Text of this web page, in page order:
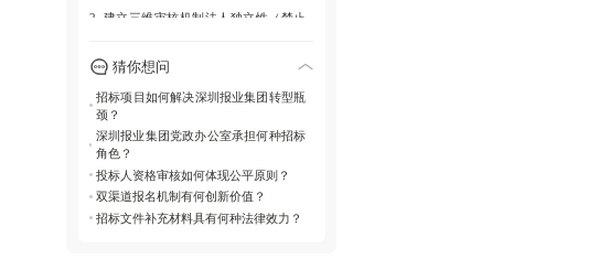
8.填写规范
无留空
2. 建立三维审核机制法人独立性（禁止
源许可证/备案凭证）。
流程设计
3. 双轨报名制线上提交PDF扫描件预
审，线下同步寄送纸质原件，招标文件
统一邮箱发放。
4. 时效控制点5月26日1100报名截止，6
月3日1430投标截止，逾期递交无效。
猜你想问
招标项目如何解决深圳报业集团转型瓶
颈？
深圳报业集团党政办公室承担何种招标
角色？
投标人资格审核如何体现公平原则？
双渠道报名机制有何创新价值？
招标文件补充材料具有何种法律效力？